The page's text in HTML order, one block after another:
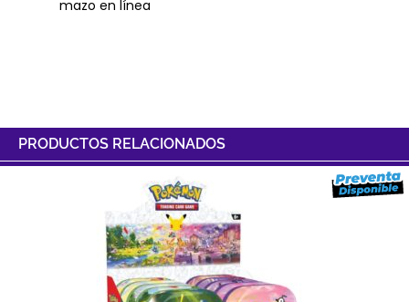
mazo en línea
PRODUCTOS RELACIONADOS